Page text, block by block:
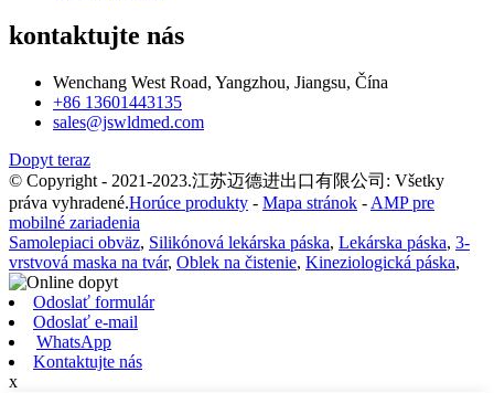
kontaktujte nás
Wenchang West Road, Yangzhou, Jiangsu, Čína
+86 13601443135
sales@jswldmed.com
Dopyt teraz
© Copyright - 2021-2023.江苏迈德进出口有限公司: Všetky
práva vyhradené.Horúce produkty - Mapa stránok - AMP pre
mobilné zariadenia
Samolepiaci obväz, Silikónová lekárska páska, Lekárska páska, 3-
vrstvová maska na tvár, Oblek na čistenie, Kineziologická páska,
Odoslať formulár
Odoslať e-mail
WhatsApp
Kontaktujte nás
x